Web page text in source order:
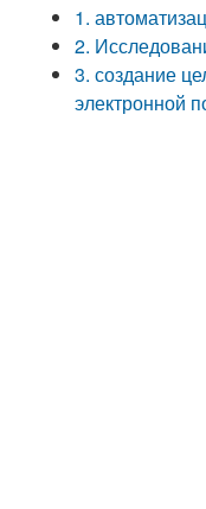
1.
2.
3. создание
электронной